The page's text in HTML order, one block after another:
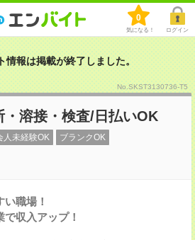
0
気になる！ ログイン
情報は掲載が終了しました。
No.SKST3130736-T5
・溶接・検査/日払いOK
人未経験OK ブランクOK
職場！
収入アップ！